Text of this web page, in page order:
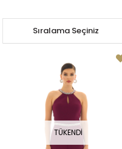
Sıralama
TÜKENDI